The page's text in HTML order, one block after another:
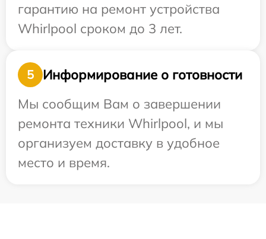
гарантию на ремонт устройства
Whirlpool сроком до 3 лет.
5
Информирование о готовности
Мы сообщим Вам о завершении
ремонта техники Whirlpool, и мы
организуем доставку в удобное
место и время.